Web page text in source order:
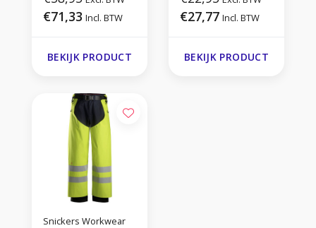
€71,33 Incl. BTW
BEKIJK PRODUCT
€27,77 Incl. BTW
BEKIJK PRODUCT
Snickers Workwear